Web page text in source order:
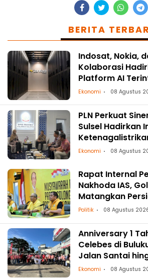
BERITA
Indosat, Nokia,
Kolaborasi
Platform AI
Asia-Pasifik
Ekonomi 08 Agustus
PLN Perkuat
Sulsel Hadirkan
Ekonomi 08 Agustus
Rapat Internal
Nakhoda IAS,
Matangkan
ke Daerah
Politik 08 Agustus
Anniversary 1
Celebes di
Jalan Santai
Ekonomi 08 Agustus